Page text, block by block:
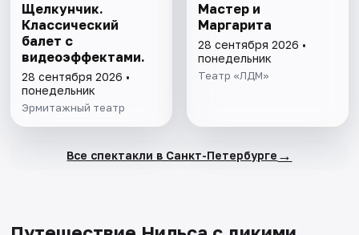
Щелкунчик.
Классический
балет с
видеоэффектами.
28 сентября 2026 •
понедельник
Эрмитажный театр
Мастер и
Маргарита
28 сентября 2026 •
понедельник
Театр «ЛДМ»
Все спектакли в Санкт-Петербурге →